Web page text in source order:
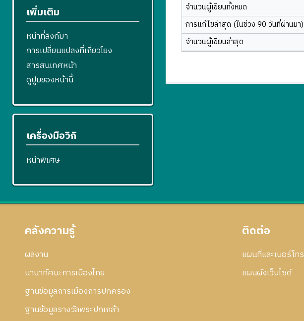
จำนวนผู้เขียนทั้งหมด
การแก้ไขล่าสุด (ในช่วง 90 วันที่ผ่านมา)
จำนวนผู้เขียนล่าสุด
เพิ่มเติม
หน้าที่ลิงก์มา
การเปลี่ยนแปลงที่เกี่ยวโยง
สารสนเทศหน้า
ดูปูมของหน้านี้
เครื่องมือวิกิ
หน้าพิเศษ
คลังความรู้
ผลงาน
นานาทัศนะการเมืองไทย
ฐานข้อมูลการเมืองการปกครอง
ฐานข้อมูลรางวัลพระปกเกล้า
ติดต่อ
แผนที่และเบอร์โทร
แผนผังเว็บไซด์